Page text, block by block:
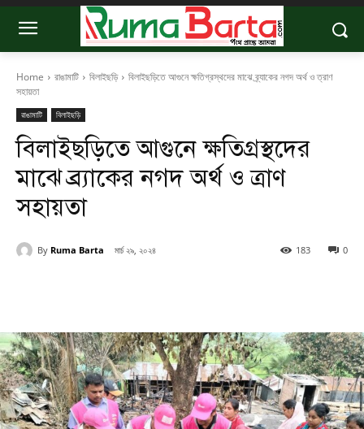
Home রাঙামাটি বিলাইছড়ি
বিলাইছড়িতে আগুনে ক্ষতিগ্রস্থদের মাঝে ব্র্যাকের নগদ অর্থ ও ত্রাণ
সহায়তা
রাঙামাটি বিলাইছড়ি
বিলাইছড়িতে আগুনে ক্ষতিগ্রস্থদের
মাঝে ব্র্যাকের নগদ অর্থ ও ত্রাণ
সহায়তা
By Ruma Barta মার্চ ২৯, ২০২৪ 0
183